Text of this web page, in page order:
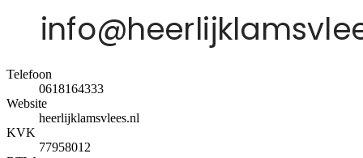
Telefoon
0618164333
Website
heerlijklamsvlees.nl
KVK
77958012